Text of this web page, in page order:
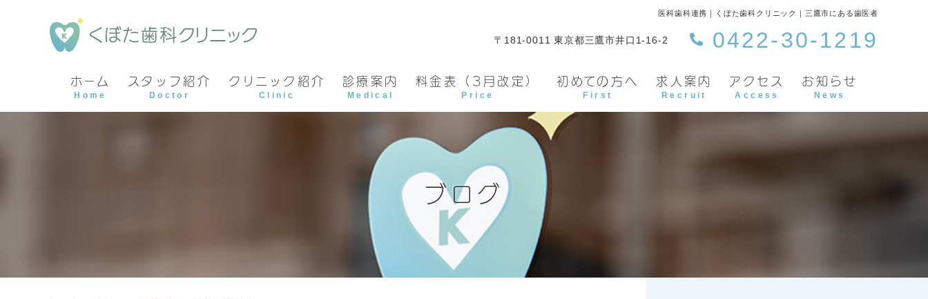
医科歯科連携｜くぼた歯科クリニック｜三鷹市にある歯医者
〒181-0011 東京都三鷹市井口1-16-2 0422-30-1219
ホーム
Home
スタッフ紹介
Doctor
クリニック紹介
Clinic
診療案内
Medical
料金表（3月改定）
Price
初めての方へ
First
求人案内
Recruit
アクセス
Access
お知らせ
News
ブログ